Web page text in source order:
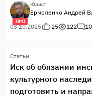
любых сделках с
ПРО
Юрист
Ермоленко Андрей
03.10.2025
25 122 10
Статьи
Иск об обязании
культурного
подготовить и